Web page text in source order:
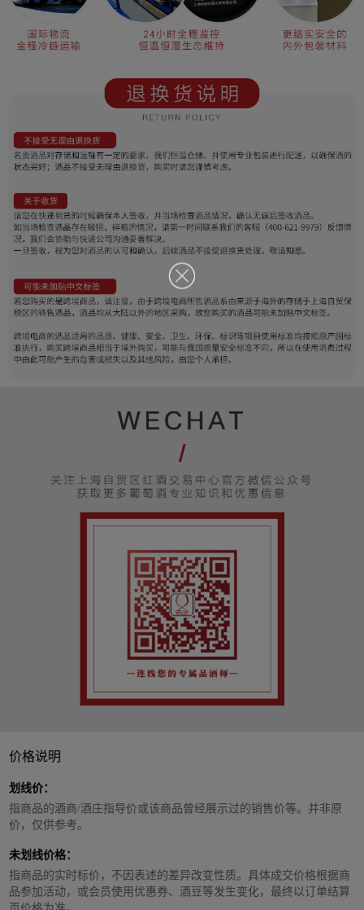
价格说明
划线价：
指商品的酒商/酒庄指导价或该商品曾经展示过的销售价等。并非原
价，仅供参考。
未划线价格：
指商品的实时标价，不因表述的差异改变性质。具体成交价格根据商
品参加活动，或会员使用优惠券、酒豆等发生变化，最终以订单结算